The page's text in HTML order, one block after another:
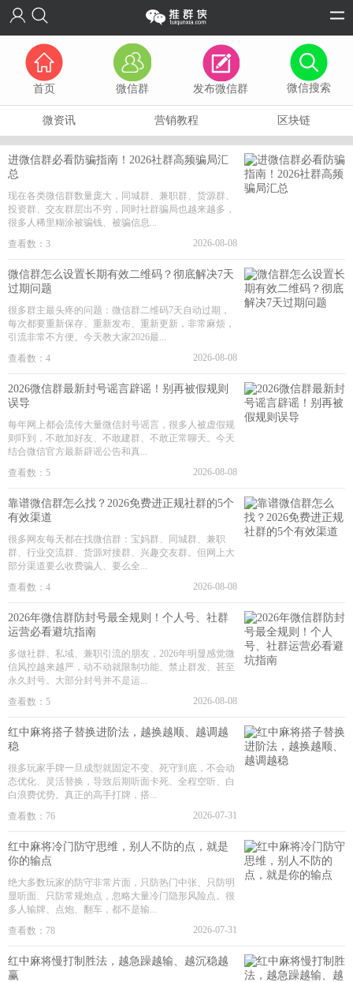
首页 微信群 发布微信群 微信搜索
微资讯 营销教程 区块链
进微信群必看防骗指南！2026社群高频骗局汇
总
现在各类微信群数量庞大，同城群、兼职群、货源群、
投资群、交友群层出不穷，同时社群骗局也越来越多，
很多人稀里糊涂被骗钱、被骗信息...
查看数：3
2026-08-08
微信群怎么设置长期有效二维码？彻底解决7天
过期问题
很多群主最头疼的问题：微信群二维码7天自动过期，
每次都要重新保存、重新发布、重新更新，非常麻烦，
引流非常不方便。今天教大家2026最...
查看数：4
2026-08-08
2026微信群最新封号谣言辟谣！别再被假规则
误导
每年网上都会流传大量微信封号谣言，很多人被虚假规
则吓到，不敢加好友、不敢建群、不敢正常聊天。今天
结合微信官方最新辟谣公告和真...
查看数：5
2026-08-08
靠谱微信群怎么找？2026免费进正规社群的5个
有效渠道
很多网友每天都在找微信群：宝妈群、同城群、兼职
群、行业交流群、货源对接群、兴趣交友群。但网上大
部分渠道要么收费骗人、要么全...
查看数：4
2026-08-08
2026年微信群防封号最全规则！个人号、社群
运营必看避坑指南
多做社群、私域、兼职引流的朋友，2026年明显感觉微
信风控越来越严，动不动就限制功能、禁止群发、甚至
永久封号。大部分封号并不是运...
查看数：5
2026-08-08
红中麻将搭子替换进阶法，越换越顺、越调越
稳
很多玩家手牌一旦成型就固定不变、死守到底，不会动
态优化、灵活替换，导致后期听面卡死、全程空听、白
白浪费优势。真正的高手打牌，搭...
查看数：76
2026-07-31
红中麻将冷门防守思维，别人不防的点，就是
你的输点
绝大多数玩家的防守非常片面，只防热门中张、只防明
显听面、只防常规炮点，忽略大量冷门隐形风险点。很
多人输牌、点炮、翻车，都不是输...
查看数：78
2026-07-31
红中麻将慢打制胜法，越急躁越输、越沉稳越
赢